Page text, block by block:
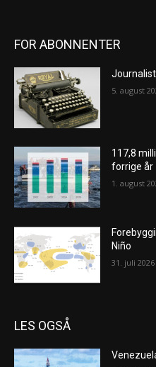
FOR ABONNENTER
5. august
117,8
forrige år
1. august
Niño
31. juli 2026
LES OGSÅ